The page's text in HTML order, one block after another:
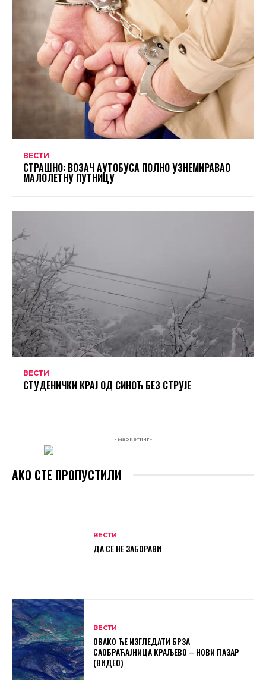
ВЕСТИ
СТРАШНО: ВОЗАЧ АУТОБУСА ПОЛНО УЗНЕМИРАВАО
МАЛОЛЕТНУ ПУТНИЦУ
ВЕСТИ
СТУДЕНИЧКИ КРАЈ ОД СИНОЋ БЕЗ СТРУЈЕ
- маркетинг -
АКО СТЕ ПРОПУСТИЛИ
ВЕСТИ
ДА СЕ НЕ ЗАБОРАВИ
ВЕСТИ
ОВАКО ЋЕ ИЗГЛЕДАТИ БРЗА
САОБРАЋАЈНИЦА КРАЉЕВО – НОВИ ПАЗАР
(ВИДЕО)